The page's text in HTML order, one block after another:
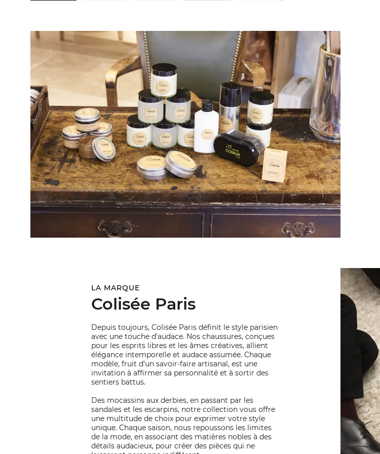
LA MARQUE
Colisée Paris
Depuis toujours, Colisée Paris définit le style parisien
avec une touche d'audace. Nos chaussures, conçues
pour les esprits libres et les âmes créatives, allient
élégance intemporelle et audace assumée. Chaque
modèle, fruit d'un savoir-faire artisanal, est une
invitation à affirmer sa personnalité et à sortir des
sentiers battus.
Des mocassins aux derbies, en passant par les
sandales et les escarpins, notre collection vous offre
une multitude de choix pour exprimer votre style
unique. Chaque saison, nous repoussons les limites
de la mode, en associant des matières nobles à des
détails audacieux, pour créer des pièces qui ne